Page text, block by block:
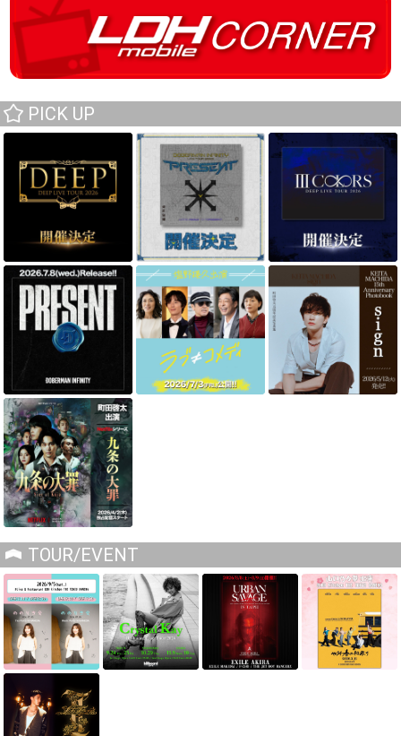
PICK UP
TOUR/EVENT